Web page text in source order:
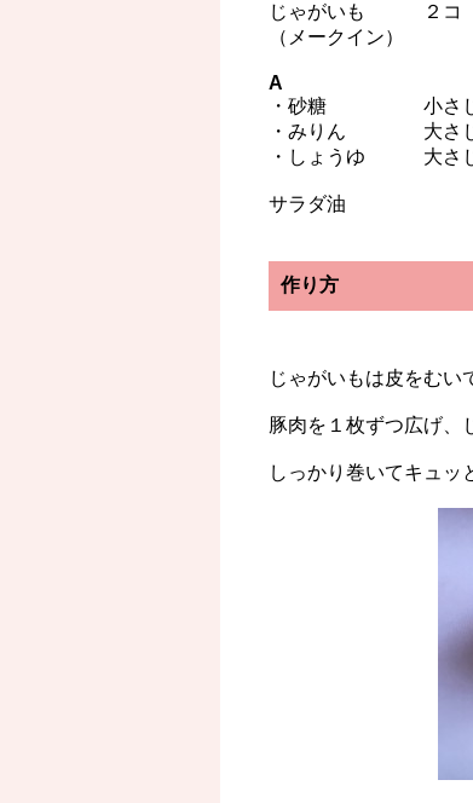
じゃがいも ２コ（
（メークイン）
A
・砂糖 小さじ
・みりん 大さじ
・しょうゆ 大さ
サラダ油
作り方
じゃがいもは皮をむい
豚肉を１枚ずつ広げ、
しっかり巻いてキュッ